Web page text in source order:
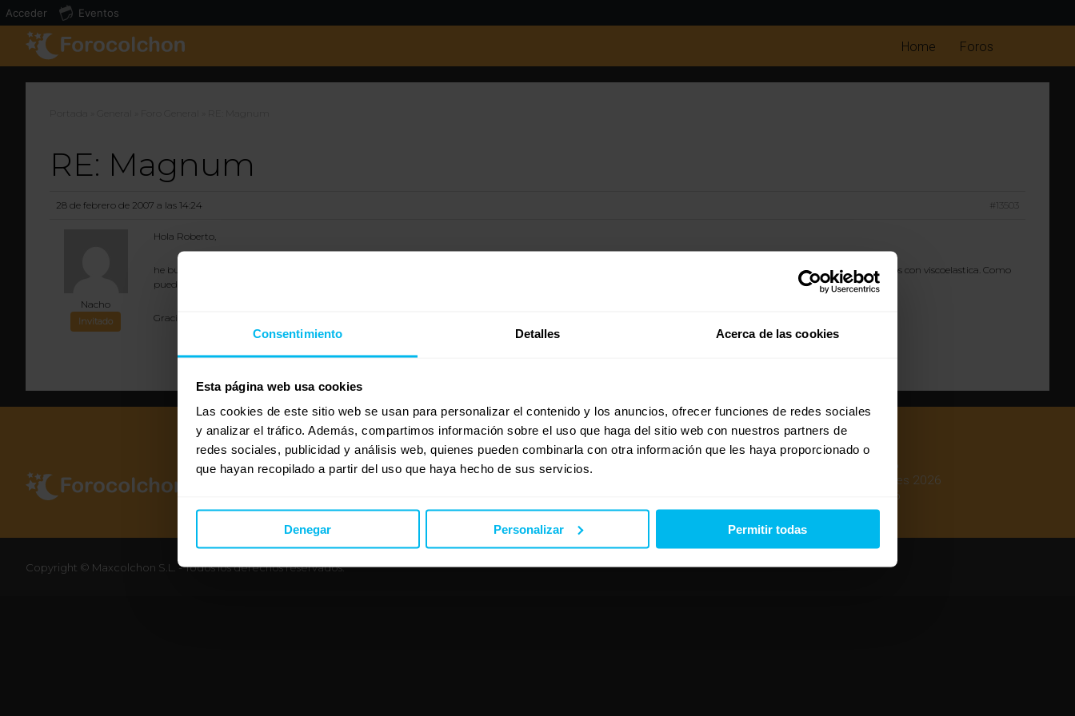
Consentimiento Detalles Acerca de las cookies
Esta página web usa cookies
Las cookies de este sitio web se usan para personalizar el contenido y los anuncios, ofrecer funciones de redes sociales
y analizar el tráfico. Además, compartimos información sobre el uso que haga del sitio web con nuestros partners de
redes sociales, publicidad y análisis web, quienes pueden combinarla con otra información que les haya proporcionado o
que hayan recopilado a partir del uso que haya hecho de sus servicios.
Denegar Personalizar Permitir todas
Home Foros
RE: Magnum
28 de febrero de 2007 a las 14:24 #13503
Nacho
Invitado
Hola Roberto,
he buscado el internet el modelo Magnum y efectivamente lo he encontrado pero en las especificaciones que he leido no pone nada de que tenga muelles ensacados con viscoelastica. Como
puedo asegurarme?
Gracias!
Mejores colchones 2026
Mejores canapés abatibles 2026
Mejores almohadas 2026
Copyright © Maxcolchon S.L. - Todos los derechos reservados.
Acceder Eventos